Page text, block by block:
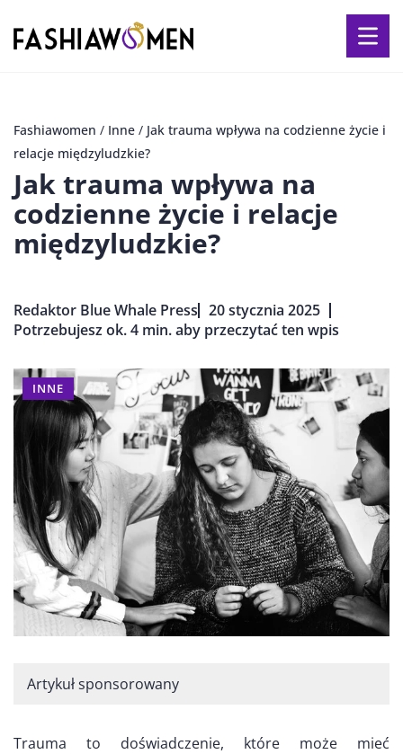
Fashiawomen / Inne / Jak trauma wpływa na codzienne życie i
relacje międzyludzkie?
Jak trauma wpływa na
codzienne życie i relacje
międzyludzkie?
Redaktor Blue Whale Press 20 stycznia 2025
Potrzebujesz ok. 4 min. aby przeczytać ten wpis
INNE
Artykuł sponsorowany
Trauma to doświadczenie, które może mieć